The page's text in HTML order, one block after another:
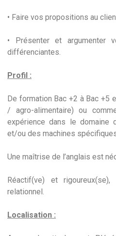
• Faire vos propositions au
• Présenter et argumenter
différenciantes.
Profil :
De formation Bac +2 à Bac +5
/ agro-alimentaire) ou
expérience dans le domaine
et/ou des machines
Une maîtrise de l’anglais est
Réactif(ve) et
relationnel.
Localisation :